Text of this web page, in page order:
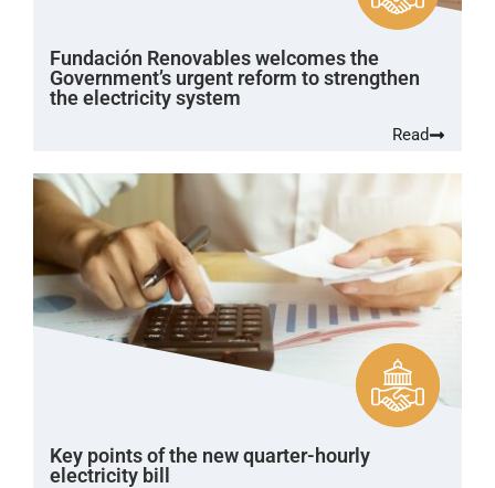
Fundación Renovables welcomes the
Government’s urgent reform to strengthen
the electricity system
Read
Key points of the new quarter-hourly
electricity bill